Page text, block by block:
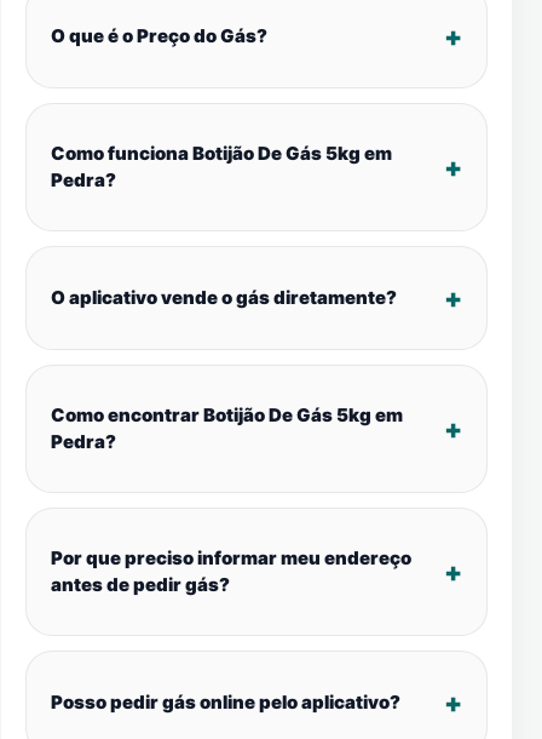
O que é o Preço do Gás?
Como funciona Botijão De Gás 5kg em
Pedra?
O aplicativo vende o gás diretamente?
Como encontrar Botijão De Gás 5kg em
Pedra?
Por que preciso informar meu endereço
antes de pedir gás?
Posso pedir gás online pelo aplicativo?